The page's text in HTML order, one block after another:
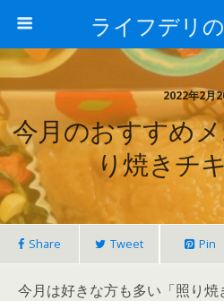
ライフデリ
2022年2月
今月のおすすめ
り焼きチ
Share Tweet Pin
今月は好きな方も多い「照り焼